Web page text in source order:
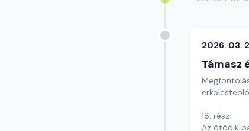
2026. 03.
Támasz
18. rész
Az ötödik